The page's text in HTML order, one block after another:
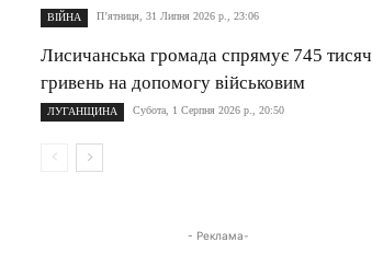
ВІЙНА П’ятниця, 31 Липня 2026 р., 23:06
Лисичанська громада спрямує 745 тисяч
гривень на допомогу військовим
ЛУГАНЩИНА Субота, 1 Серпня 2026 р., 20:50
- Реклама-